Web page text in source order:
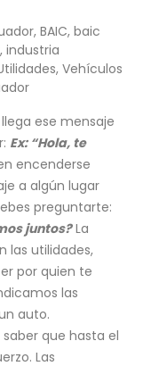
,BAIC,baic
,industria
,Vehículos
ese mensaje
Ex: “Hola, te
encenderse
a algún lugar
preguntarte:
juntos?La
las utilidades,
por quien te
las
auto.
que hasta el
Las